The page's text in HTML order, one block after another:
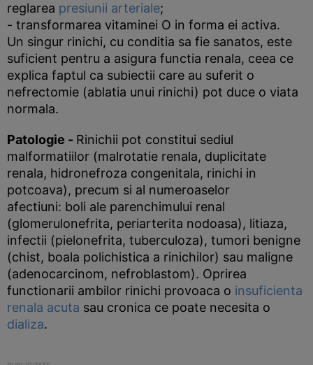
reglarea presiunii arteriale;
- transformarea vitaminei O in forma ei activa.
Un singur rinichi, cu conditia sa fie sanatos, este
suficient pentru a asigura functia renala, ceea ce
explica faptul ca subiectii care au suferit o
nefrectomie (ablatia unui rinichi) pot duce o viata
normala.
Patologie - Rinichii pot constitui sediul
malformatiilor (malrotatie renala, duplicitate
renala, hidronefroza congenitala, rinichi in
potcoava), precum si al numeroaselor
afectiuni: boli ale parenchimului renal
(glomerulonefrita, periarterita nodoasa), litiaza,
infectii (pielonefrita, tuberculoza), tumori benigne
(chist, boala polichistica a rinichilor) sau maligne
(adenocarcinom, nefroblastom). Oprirea
functionarii ambilor rinichi provoaca o insuficienta
renala acuta sau cronica ce poate necesita o
dializa.